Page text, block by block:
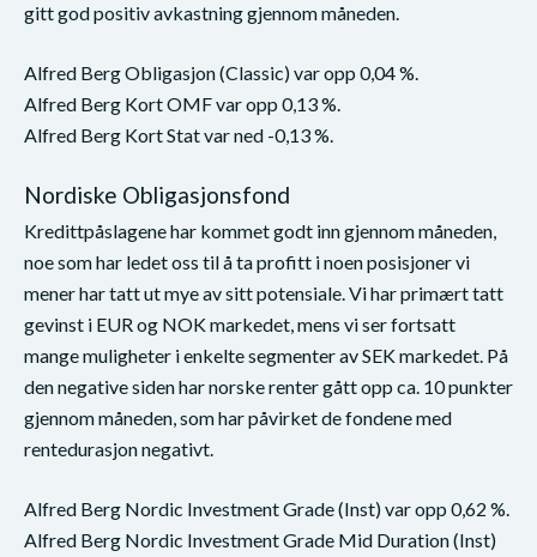
gitt god positiv avkastning gjennom måneden.
Alfred Berg Obligasjon (Classic) var opp 0,04 %.
Alfred Berg Kort OMF var opp 0,13 %.
Alfred Berg Kort Stat var ned -0,13 %.
Nordiske Obligasjonsfond
Kredittpåslagene har kommet godt inn gjennom måneden,
noe som har ledet oss til å ta profitt i noen posisjoner vi
mener har tatt ut mye av sitt potensiale. Vi har primært tatt
gevinst i EUR og NOK markedet, mens vi ser fortsatt
mange muligheter i enkelte segmenter av SEK markedet. På
den negative siden har norske renter gått opp ca. 10 punkter
gjennom måneden, som har påvirket de fondene med
rentedurasjon negativt.
Alfred Berg Nordic Investment Grade (Inst) var opp 0,62 %.
Alfred Berg Nordic Investment Grade Mid Duration (Inst)